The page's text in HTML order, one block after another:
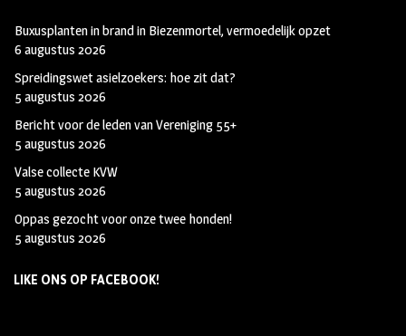
Buxusplanten in brand in Biezenmortel, vermoedelijk opzet
6 augustus 2026
Spreidingswet asielzoekers: hoe zit dat?
5 augustus 2026
Bericht voor de leden van Vereniging 55+
5 augustus 2026
Valse collecte KVW
5 augustus 2026
Oppas gezocht voor onze twee honden!
5 augustus 2026
LIKE ONS OP FACEBOOK!